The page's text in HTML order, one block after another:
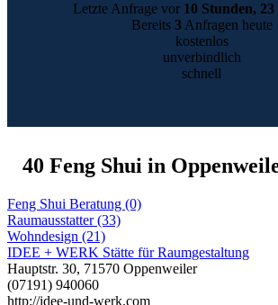
Letzte Anfrage vor 10 Stunden,
Bereits 3Anfragen heute
kostenlos
unverbindlich
schnell
40 Feng Shui in
Feng Shui Beratung (0)
Raumausstatter (33)
Wohndesign (21)
IDEE + WERK Stätte für Raumgestaltung
Hauptstr. 30, 71570 Oppenweiler
(07191) 940060
http://idee-und-werk.com